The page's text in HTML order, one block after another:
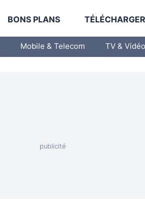
BONS PLANS
Mobile & Telecom TV & Vidéo